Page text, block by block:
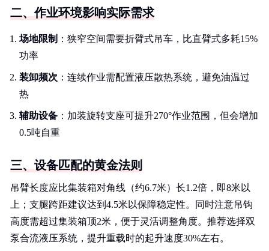
二、作业环境影响实际需求
场地限制 ：狭窄空间需要折臂式吊车，比直臂式多耗15%
功率
装卸频次 ：连续作业需配置液压散热系统，避免油温过
热
辅助设备 ：加装旋转支座可提升270°作业范围，但会增加
0.5吨自重
三、设备匹配的黄金法则
吊臂长度应比集装箱对角线（约6.7米）长1.2倍，即8米以
上；支腿跨距建议达到4.5米以保障稳定性。同时注意吊钩
高度需超过集装箱顶2米，便于灵活调整角度。推荐选择双
泵合流液压系统，提升重载时的起升速度30%左右。